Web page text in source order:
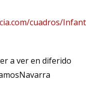
cuadros/
a ver en diferido